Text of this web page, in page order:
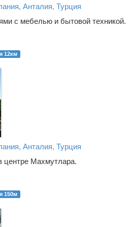
Анталия, Турция
с мебелью и бытовой техникой.
12км
Анталия, Турция
центре Махмутлара.
150м